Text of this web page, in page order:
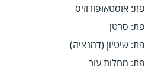
אוסטאופורוזיס
סרטן
שיטיון (דמנציה)
מחלות עור